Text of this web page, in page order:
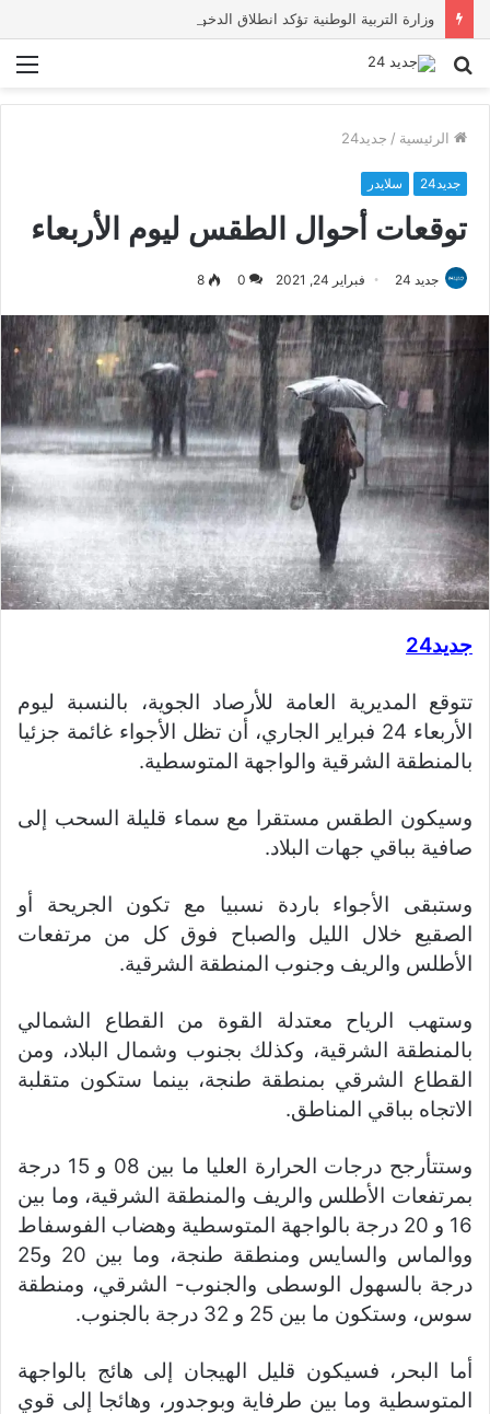
بحث
الرئيسية / جديد24
جديد24 سلايدر
توقعات أحوال الطقس ليوم الأربعاء
جديد 24 فبراير 24, 2021 0
8
جديد24
تتوقع المديرية العامة للأرصاد الجوية، بالنسبة ليوم
الأربعاء 24 فبراير الجاري، أن تظل الأجواء غائمة جزئيا
بالمنطقة الشرقية والواجهة المتوسطية.
وسيكون الطقس مستقرا مع سماء قليلة السحب إلى
صافية بباقي جهات البلاد.
وستبقى الأجواء باردة نسبيا مع تكون الجريحة أو
الصقيع خلال الليل والصباح فوق كل من مرتفعات
الأطلس والريف وجنوب المنطقة الشرقية.
وستهب الرياح معتدلة القوة من القطاع الشمالي
بالمنطقة الشرقية، وكذلك بجنوب وشمال البلاد، ومن
القطاع الشرقي بمنطقة طنجة، بينما ستكون متقلبة
الاتجاه بباقي المناطق.
وستتأرجح درجات الحرارة العليا ما بين 08 و 15 درجة
بمرتفعات الأطلس والريف والمنطقة الشرقية، وما بين
16 و 20 درجة بالواجهة المتوسطية وهضاب الفوسفاط
ووالماس والسايس ومنطقة طنجة، وما بين 20 و25
درجة بالسهول الوسطى والجنوب- الشرقي، ومنطقة
سوس، وستكون ما بين 25 و 32 درجة بالجنوب.
أما البحر، فسيكون قليل الهيجان إلى هائج بالواجهة
المتوسطية وما بين طرفاية وبوجدور، وهائجا إلى قوي